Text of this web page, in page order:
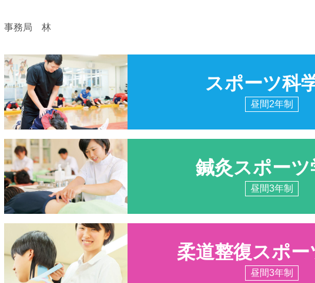
事務局 林
スポーツ科
昼間2年制
鍼灸スポーツ
昼間3年制
柔道整復スポー
昼間3年制